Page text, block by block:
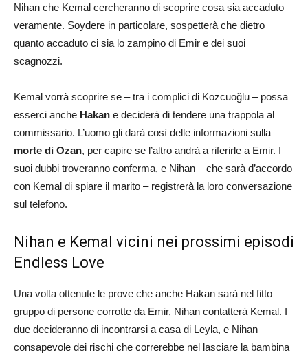
Nihan che Kemal cercheranno di scoprire cosa sia accaduto
veramente. Soydere in particolare, sospetterà che dietro
quanto accaduto ci sia lo zampino di Emir e dei suoi
scagnozzi.
Kemal vorrà scoprire se – tra i complici di Kozcuoğlu – possa
esserci anche Hakan e deciderà di tendere una trappola al
commissario. L’uomo gli darà così delle informazioni sulla
morte di Ozan, per capire se l’altro andrà a riferirle a Emir. I
suoi dubbi troveranno conferma, e Nihan – che sarà d’accordo
con Kemal di spiare il marito – registrerà la loro conversazione
sul telefono.
Nihan e Kemal vicini nei prossimi episodi
Endless Love
Una volta ottenute le prove che anche Hakan sarà nel fitto
gruppo di persone corrotte da Emir, Nihan contatterà Kemal. I
due decideranno di incontrarsi a casa di Leyla, e Nihan –
consapevole dei rischi che correrebbe nel lasciare la bambina